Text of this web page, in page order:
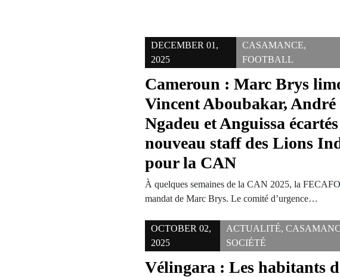
DECEMBER 01,
2025
CASAMANCE,
FOOTBALL
Cameroun : Marc Brys
Vincent Aboubakar, André
Ngadeu et Anguissa
nouveau staff des Lions
pour la CAN
À quelques semaines de la CAN 2025, la
mandat de Marc Brys. Le comité d’urgence…
OCTOBER 02,
2025
ACTUALITÉ,
SOCIÉTÉ
Vélingara : Les habitants